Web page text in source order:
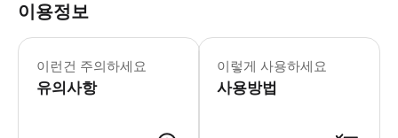
이용정보
이런건 주의하세요
유의사항
▶ 체크리스트 * 에펠탑 앞에 내리게
이렇게 사용하세요
사용방법